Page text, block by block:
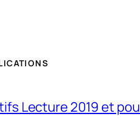
Lecture 2019 et